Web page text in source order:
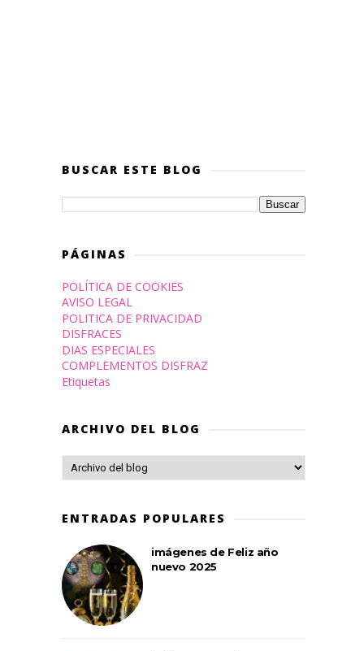
BUSCAR ESTE BLOG
PÁGINAS
POLÍTICA DE COOKIES
AVISO LEGAL
POLITICA DE PRIVACIDAD
DISFRACES
DIAS ESPECIALES
COMPLEMENTOS DISFRAZ
Etiquetas
ARCHIVO DEL BLOG
ENTRADAS POPULARES
imágenes de Feliz año
nuevo 2025